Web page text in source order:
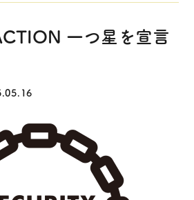
一つ星を宣言